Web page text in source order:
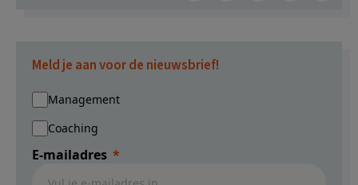
Meld je aan voor de nieuwsbrief!
Management
Coaching
E-mailadres